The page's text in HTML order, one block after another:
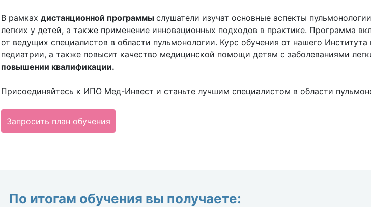
В рамках дистанционной программы слушатели изучат основные аспекты
легких у детей, а также применение инновационных подходов в практике. Программа
от ведущих специалистов в области пульмонологии. Курс обучения от нашего
педиатрии, а также повысит качество медицинской помощи детям с заболеваниями
повышении квалификации.
Присоединяйтесь к ИПО Мед-Инвест и станьте лучшим специалистом в области
Запросить план обучения
По итогам обучения вы получаете: